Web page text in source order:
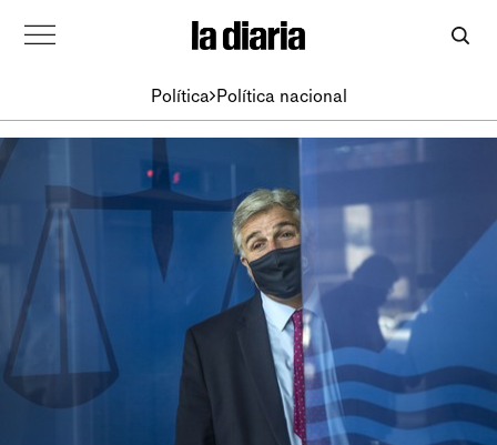
Política Política nacional